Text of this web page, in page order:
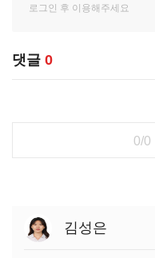
댓글 0
0/0
김성은